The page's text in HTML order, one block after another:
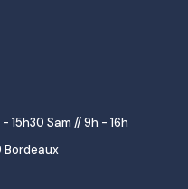
15h30 Sam // 9h - 16h
Bordeaux